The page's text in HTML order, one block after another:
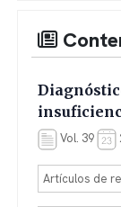
Vol. 39
Artículos de